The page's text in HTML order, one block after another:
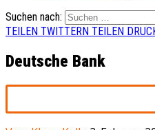
Suchen nach:
TEILEN TWITTERN TEILEN
Deutsche Bank